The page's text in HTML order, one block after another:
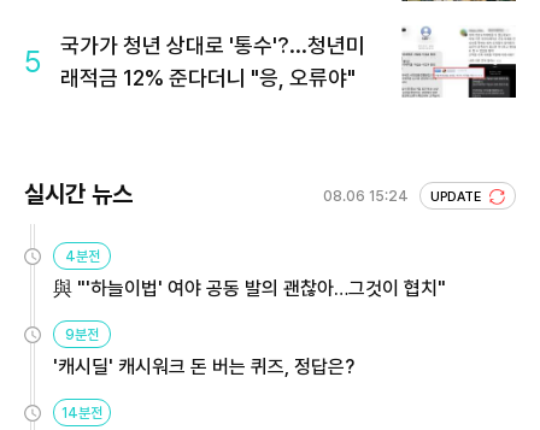
5
국가가 청년 상대로 '통수'?...청년미
래적금 12% 준다더니 "응, 오류야"
실시간 뉴스 08.06 15:24 UPDATE
4분전
與 "'하늘이법' 여야 공동 발의 괜찮아…그것이 협치"
9분전
'캐시딜' 캐시워크 돈 버는 퀴즈, 정답은?
14분전